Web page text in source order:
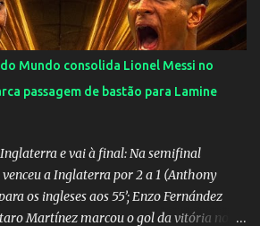
Mundo consolida Lionel Messi no
passagem de bastão para Lamine
e vai à final: Na semifinal
a Inglaterra por 2 a 1 (Anthony
os ingleses aos 55’; Enzo Fernández
Martínez marcou o gol da vitória nos